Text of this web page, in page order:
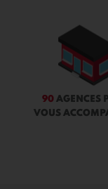
90 AGENCES
VOUS